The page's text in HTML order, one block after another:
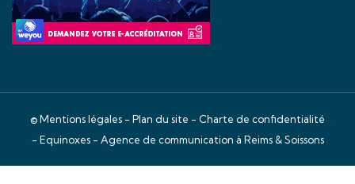
©Mentions légales - Plan du site - Charte de confidentialité
- Equinoxes - Agence de communication à Reims & Soissons